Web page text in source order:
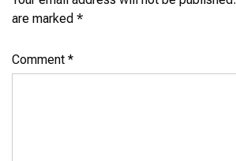
are marked *
Comment *